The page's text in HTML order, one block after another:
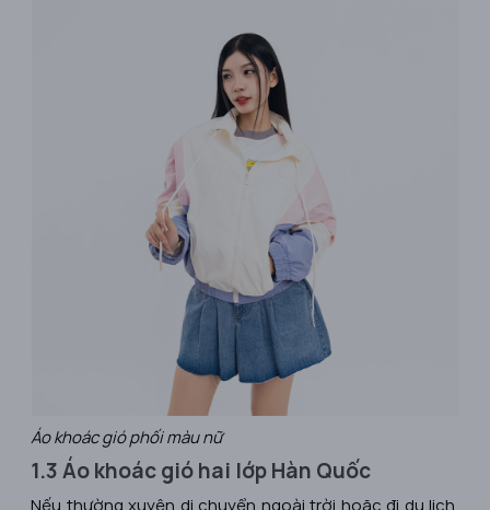
Áo khoác gió phối màu nữ
1.3 Áo khoác gió hai lớp Hàn Quốc
Nếu thường xuyên di chuyển ngoài trời hoặc đi du lịch,